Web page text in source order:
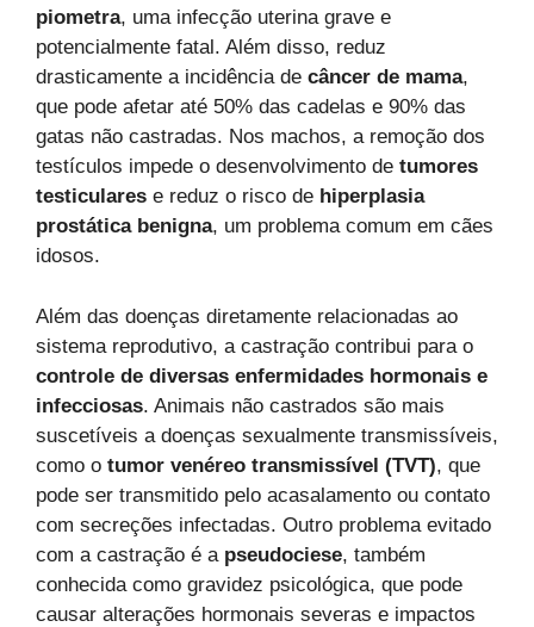
piometra, uma infecção uterina grave e
potencialmente fatal. Além disso, reduz
drasticamente a incidência de câncer de mama,
que pode afetar até 50% das cadelas e 90% das
gatas não castradas. Nos machos, a remoção dos
testículos impede o desenvolvimento de tumores
testiculares e reduz o risco de hiperplasia
prostática benigna, um problema comum em cães
idosos.
Além das doenças diretamente relacionadas ao
sistema reprodutivo, a castração contribui para o
controle de diversas enfermidades hormonais e
infecciosas. Animais não castrados são mais
suscetíveis a doenças sexualmente transmissíveis,
como o tumor venéreo transmissível (TVT), que
pode ser transmitido pelo acasalamento ou contato
com secreções infectadas. Outro problema evitado
com a castração é a pseudociese, também
conhecida como gravidez psicológica, que pode
causar alterações hormonais severas e impactos